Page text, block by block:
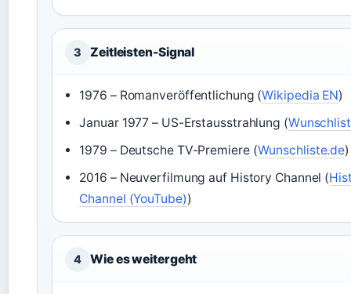
3 Zeitleisten-Signal
1976 – Romanveröffentlichung (Wikipedia EN)
Januar 1977 – US-Erstausstrahlung (
1979 – Deutsche TV-Premiere (Wunschliste.de)
2016 – Neuverfilmung auf History Channel (
Channel (YouTube))
4 Wie es weitergeht